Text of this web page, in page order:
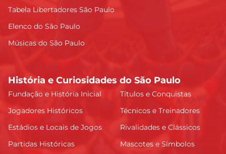
Tabela Libertadores São Paulo
Elenco do São Paulo
Músicas do São Paulo
História e Curiosidades do São Paulo
Fundação e História Inicial
Títulos e Conquistas
Jogadores Históricos
Técnicos e Treinadores
Estádios e Locais de Jogos
Rivalidades e Clássicos
Partidas Históricas
Mascotes e Símbolos